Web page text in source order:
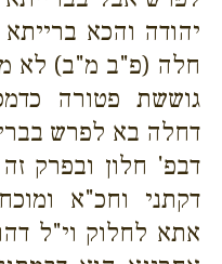
יהודה והכא
חלה (פ"ב מ"ב) לא
גוששת פטורה
דחלה בא לפרש
דבפ' חלון ובפרק
דקתני וחכ"א
אתא לחלוק וי"ל